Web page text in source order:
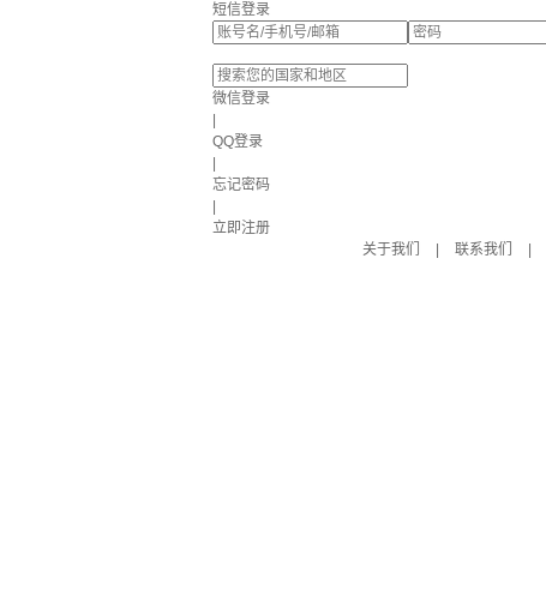
短信登录
微信登录
QQ登录
忘记密码
立即注册
关于我们
联系我们